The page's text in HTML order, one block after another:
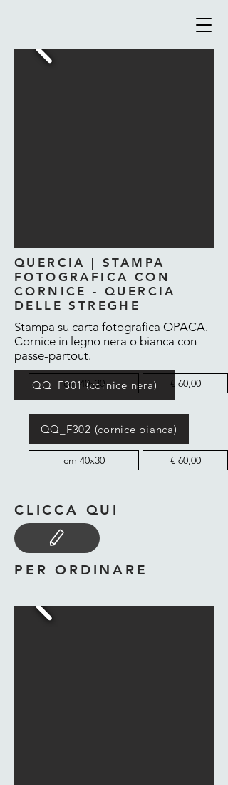
QUERCIA | STAMPA
FOTOGRAFICA CON
CORNICE - QUERCIA
DELLE STREGHE
Stampa su carta fotografica OPACA.
Cornice in legno nera o bianca con
passe-partout.
QQ_F301 (cornice nera)
cm 40x30 € 60,00
QQ_F302 (cornice bianca)
cm 40x30 € 60,00
CLICCA QUI
PER ORDINARE